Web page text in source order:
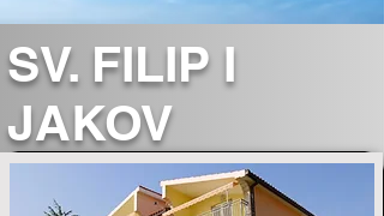
SV. FILIP I
JAKOV